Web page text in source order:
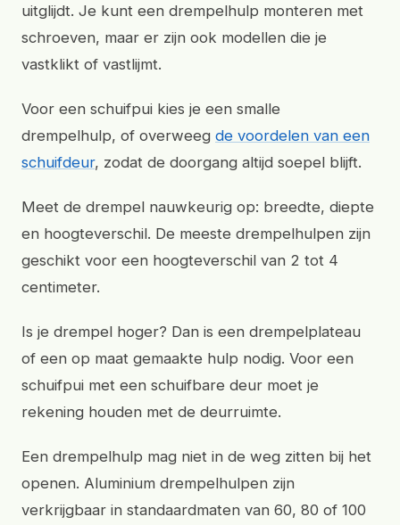
uitglijdt. Je kunt een drempelhulp monteren met
schroeven, maar er zijn ook modellen die je
vastklikt of vastlijmt.
Voor een schuifpui kies je een smalle
drempelhulp, of overweeg de voordelen van een
schuifdeur, zodat de doorgang altijd soepel blijft.
Meet de drempel nauwkeurig op: breedte, diepte
en hoogteverschil. De meeste drempelhulpen zijn
geschikt voor een hoogteverschil van 2 tot 4
centimeter.
Is je drempel hoger? Dan is een drempelplateau
of een op maat gemaakte hulp nodig. Voor een
schuifpui met een schuifbare deur moet je
rekening houden met de deurruimte.
Een drempelhulp mag niet in de weg zitten bij het
openen. Aluminium drempelhulpen zijn
verkrijgbaar in standaardmaten van 60, 80 of 100